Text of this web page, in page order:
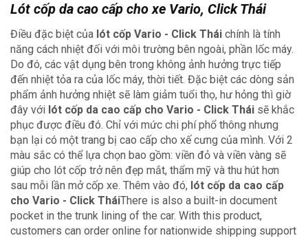
Lót cốp da cao cấp cho xe Vario, Click Thái
Điều đặc biệt của lót cốp Vario - Click Thái chính là tính
năng cách nhiệt đối với môi trường bên ngoài, phần lốc máy.
Do đó, các vật dụng bên trong không ảnh hưởng trực tiếp
đến nhiệt tỏa ra của lốc máy, thời tiết. Đặc biệt các dòng sản
phẩm ảnh hưởng nhiệt sẽ làm giảm tuổi thọ, hư hỏng thì giờ
đây với lót cốp da cao cấp cho Vario - Click Thái sẽ khắc
phục được điều đó. Chỉ với mức chi phí phổ thông nhưng
bạn lại có một trang bị cao cấp cho xế cưng của mình. Với 2
màu sắc có thể lựa chọn bao gồm: viền đỏ và viền vàng sẽ
giúp cho lót cốp trở nên đẹp mắt, thẩm mỹ và thu hút hơn
sau mỗi lần mở cốp xe. Thêm vào đó, lót cốp da cao cấp
cho Vario - Click TháiThere is also a built-in document
pocket in the trunk lining of the car. With this product,
customers can order online for nationwide shipping support